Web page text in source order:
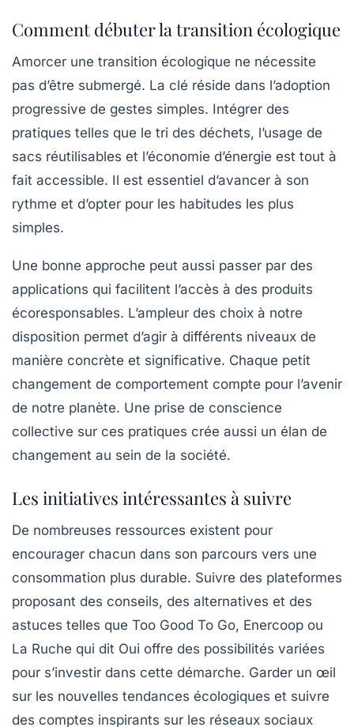
Comment débuter la transition écologique
Amorcer une transition écologique ne nécessite
pas d’être submergé. La clé réside dans l’adoption
progressive de gestes simples. Intégrer des
pratiques telles que le tri des déchets, l’usage de
sacs réutilisables et l’économie d’énergie est tout à
fait accessible. Il est essentiel d’avancer à son
rythme et d’opter pour les habitudes les plus
simples.
Une bonne approche peut aussi passer par des
applications qui facilitent l’accès à des produits
écoresponsables. L’ampleur des choix à notre
disposition permet d’agir à différents niveaux de
manière concrète et significative. Chaque petit
changement de comportement compte pour l’avenir
de notre planète. Une prise de conscience
collective sur ces pratiques crée aussi un élan de
changement au sein de la société.
Les initiatives intéressantes à suivre
De nombreuses ressources existent pour
encourager chacun dans son parcours vers une
consommation plus durable. Suivre des plateformes
proposant des conseils, des alternatives et des
astuces telles que Too Good To Go, Enercoop ou
La Ruche qui dit Oui offre des possibilités variées
pour s’investir dans cette démarche. Garder un œil
sur les nouvelles tendances écologiques et suivre
des comptes inspirants sur les réseaux sociaux